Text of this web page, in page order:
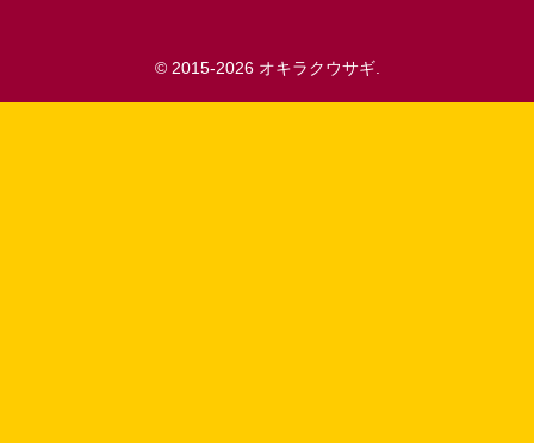
© 2015-2026 オキラクウサギ.